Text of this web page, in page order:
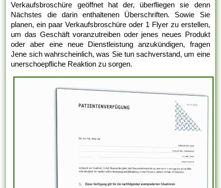
Verkaufsbroschüre geöffnet hat der, überfliegen sie denn
Nächstes die darin enthaltenen Überschriften. Sowie Sie
planen, ein paar Verkaufsbroschüre oder 1 Flyer zu erstellen,
um das Geschäft voranzutreiben oder jenes neues Produkt
oder aber eine neue Dienstleistung anzukündigen, fragen
Jene sich wahrscheinlich, was Sie tun sachverstand, um eine
unerschoepfliche Reaktion zu sorgen.